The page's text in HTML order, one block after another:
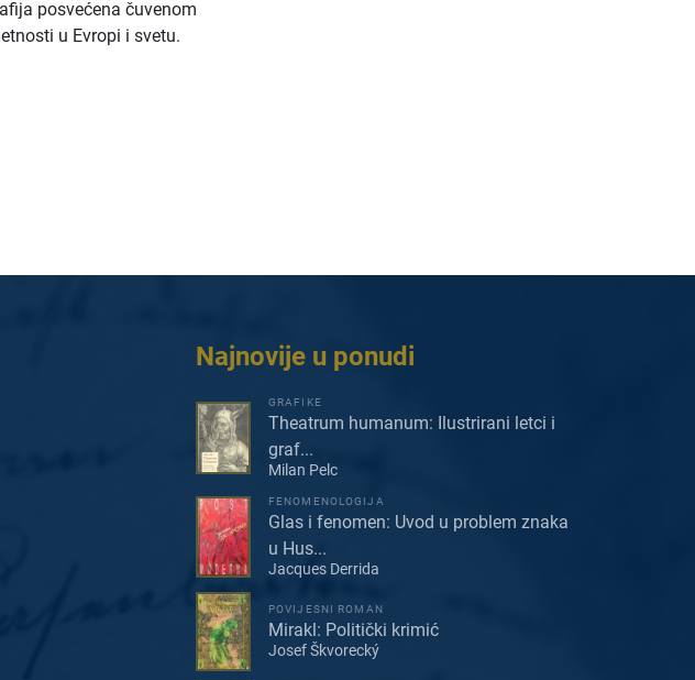
posvećena čuvenom
u Evropi i svetu.
Najnovije u ponudi
GRAFIKE
Theatrum humanum: Ilustrirani letci i
graf...
Milan Pelc
FENOMENOLOGIJA
Glas i fenomen: Uvod u problem znaka
u Hus...
Jacques Derrida
POVIJESNI ROMAN
Mirakl: Politički krimić
Josef Škvorecký